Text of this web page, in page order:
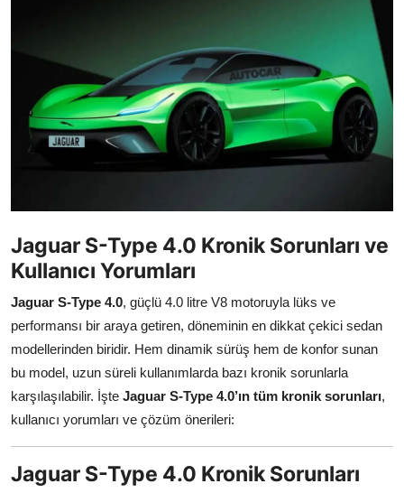
Oto Bilgi
Jaguar S-Type 4.0 Kronik Sorunları ve
Kullanıcı Yorumları
Jaguar S-Type 4.0, güçlü 4.0 litre V8 motoruyla lüks ve
performansı bir araya getiren, döneminin en dikkat çekici sedan
modellerinden biridir. Hem dinamik sürüş hem de konfor sunan
bu model, uzun süreli kullanımlarda bazı kronik sorunlarla
karşılaşılabilir. İşte Jaguar S-Type 4.0’ın tüm kronik sorunları,
kullanıcı yorumları ve çözüm önerileri:
Jaguar S-Type 4.0 Kronik Sorunları